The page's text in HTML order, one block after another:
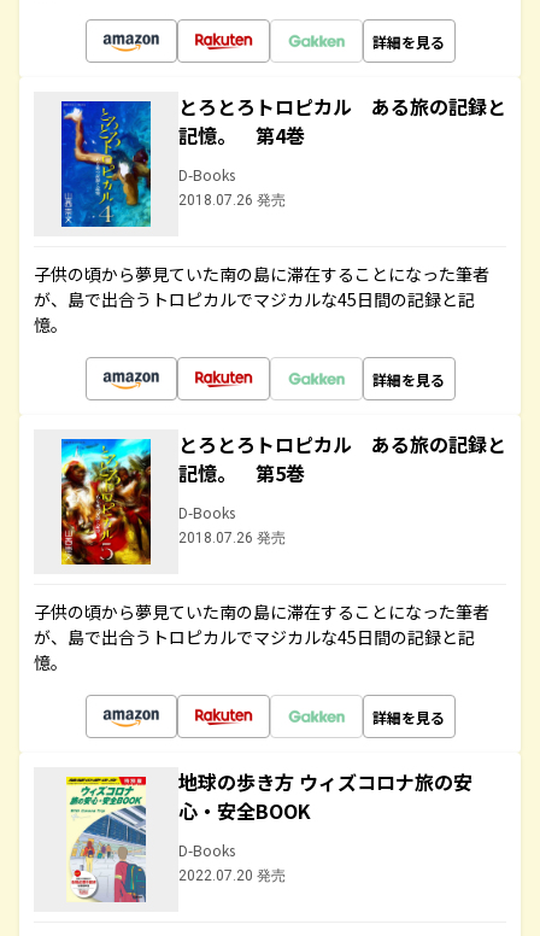
詳細を見る
とろとろトロピカル ある旅の記録と
記憶。 第4巻
D-Books
2018.07.26 発売
子供の頃から夢見ていた南の島に滞在することになった筆者
が、島で出合うトロピカルでマジカルな45日間の記録と記
憶。
詳細を見る
とろとろトロピカル ある旅の記録と
記憶。 第5巻
D-Books
2018.07.26 発売
子供の頃から夢見ていた南の島に滞在することになった筆者
が、島で出合うトロピカルでマジカルな45日間の記録と記
憶。
詳細を見る
地球の歩き方 ウィズコロナ旅の安
心・安全BOOK
D-Books
2022.07.20 発売